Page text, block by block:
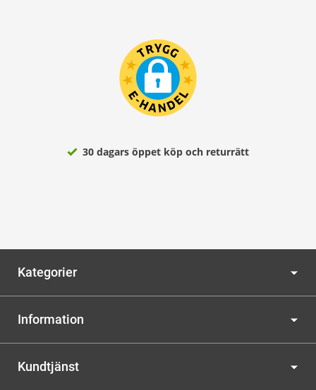
30 dagars öppet köp och returrätt
Kategorier
Information
Kundtjänst